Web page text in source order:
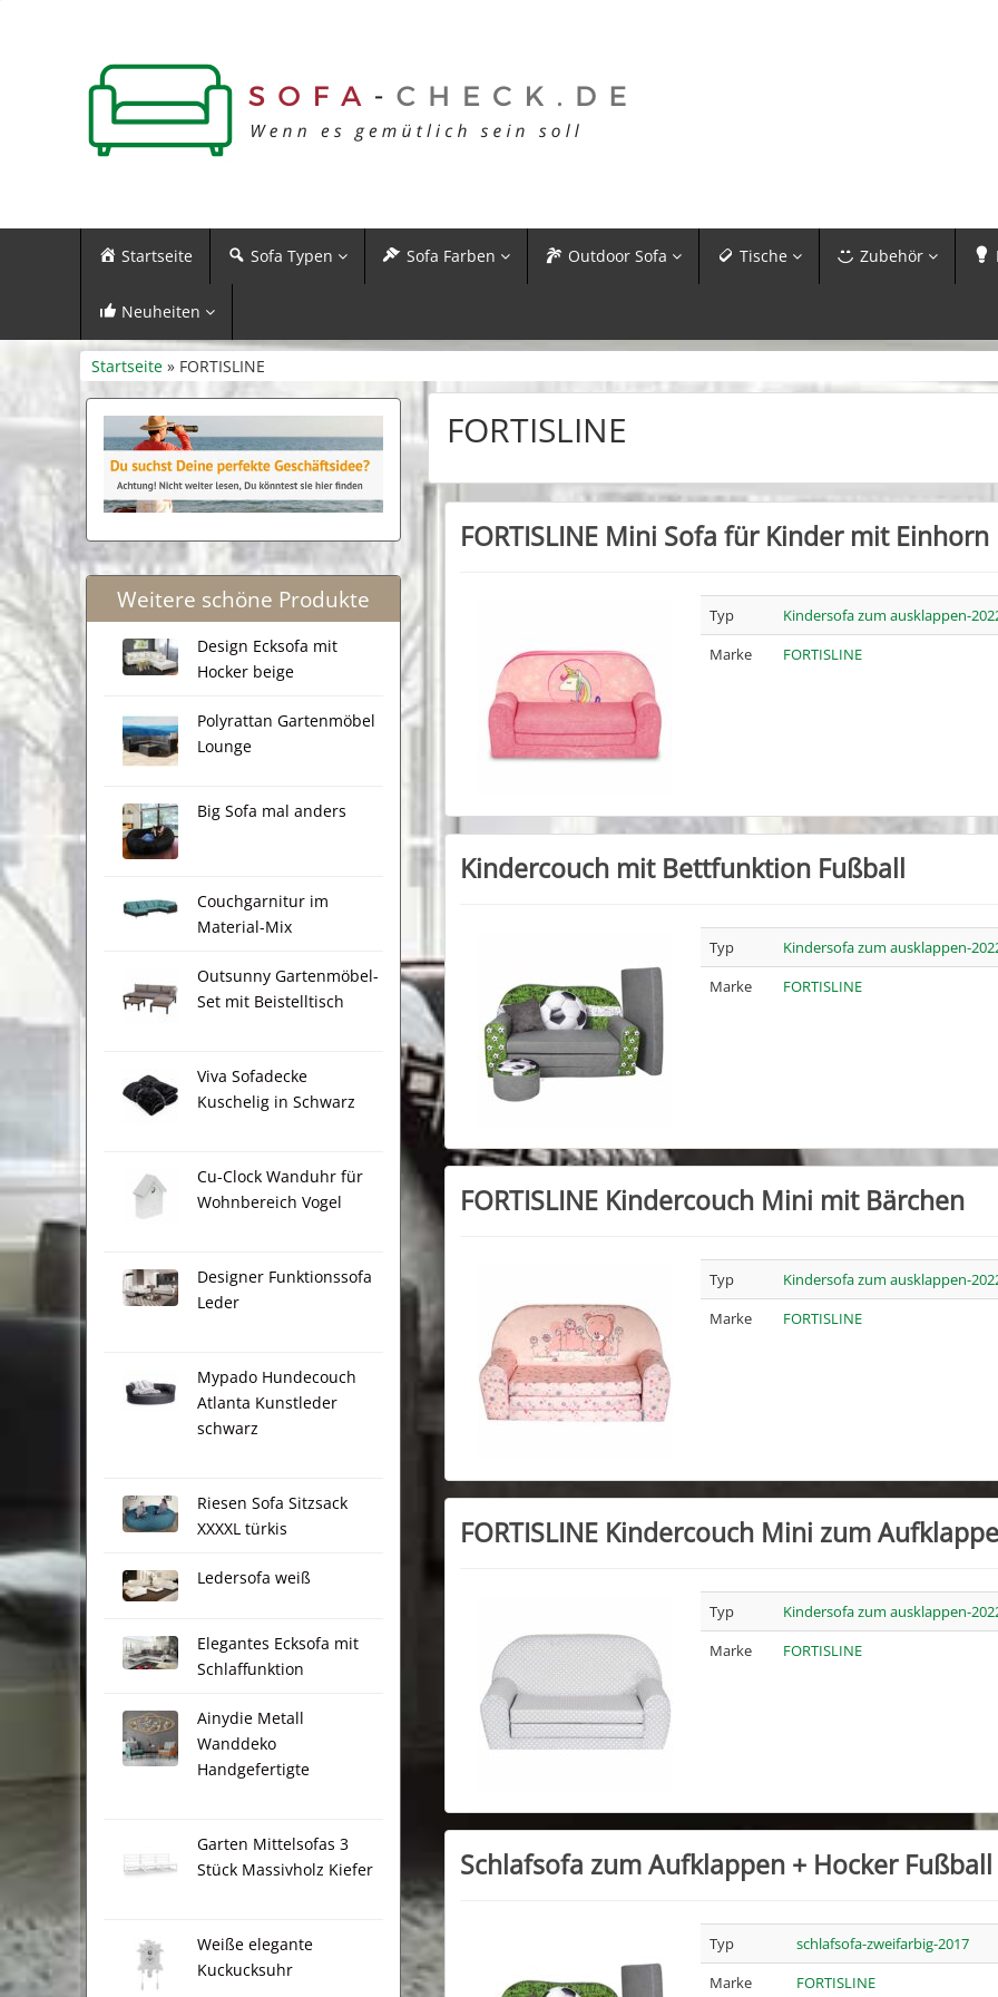
Startseite Sofa Typen Sofa Farben Outdoor Sofa Tische Zubehör
Neuheiten
Startseite » FORTISLINE
Weitere schöne Produkte
Design Ecksofa mit
Hocker beige
Polyrattan Gartenmöbel
Lounge
Big Sofa mal anders
Couchgarnitur im
Material-Mix
Outsunny Gartenmöbel-
Set mit Beistelltisch
Viva Sofadecke
Kuschelig in Schwarz
Cu-Clock Wanduhr für
Wohnbereich Vogel
Designer Funktionssofa
Leder
Mypado Hundecouch
Atlanta Kunstleder
schwarz
Riesen Sofa Sitzsack
XXXXL türkis
Ledersofa weiß
Elegantes Ecksofa mit
Schlaffunktion
Ainydie Metall
Wanddeko
Handgefertigte
Garten Mittelsofas 3
Stück Massivholz Kiefer
Weiße elegante
Kuckucksuhr
FORTISLINE
FORTISLINE Mini Sofa für Kinder mit Einhorn
Typ
Kindersofa zum ausklappen-
Marke
FORTISLINE
Kindercouch mit Bettfunktion Fußball
Typ
Kindersofa zum ausklappen-
Marke
FORTISLINE
FORTISLINE Kindercouch Mini mit Bärchen
Typ
Kindersofa zum ausklappen-
Marke
FORTISLINE
FORTISLINE Kindercouch Mini zum
Typ
Kindersofa zum ausklappen-
Marke
FORTISLINE
Schlafsofa zum Aufklappen + Hocker Fußball
Typ
schlafsofa-zweifarbig-2017
Marke
FORTISLINE